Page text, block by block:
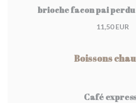
brioche facon pai
11,50 EUR
Boissons
Café